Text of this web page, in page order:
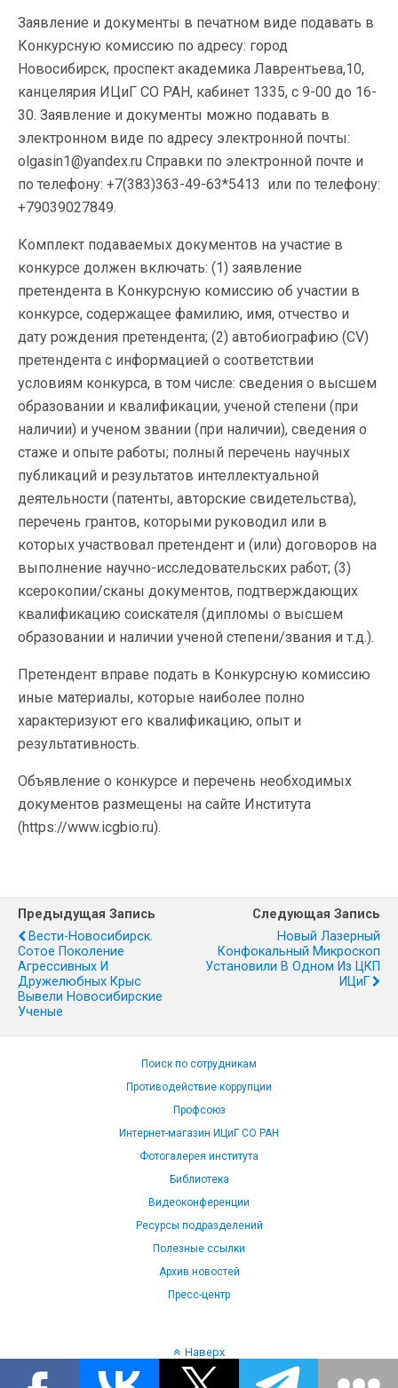
Заявление и документы в печатном виде подавать в
Конкурсную комиссию по адресу: город
Новосибирск, проспект академика Лаврентьева,10,
канцелярия ИЦиГ СО РАН, кабинет 1335, с 9-00 до 16-
30. Заявление и документы можно подавать в
электронном виде по адресу электронной почты:
olgasin1@yandex.ru Справки по электронной почте и
по телефону: +7(383)363-49-63*5413 или по телефону:
+79039027849.
Комплект подаваемых документов на участие в
конкурсе должен включать: (1) заявление
претендента в Конкурсную комиссию об участии в
конкурсе, содержащее фамилию, имя, отчество и
дату рождения претендента; (2) автобиографию (CV)
претендента с информацией о соответствии
условиям конкурса, в том числе: сведения о высшем
образовании и квалификации, ученой степени (при
наличии) и ученом звании (при наличии), сведения о
стаже и опыте работы; полный перечень научных
публикаций и результатов интеллектуальной
деятельности (патенты, авторские свидетельства),
перечень грантов, которыми руководил или в
которых участвовал претендент и (или) договоров на
выполнение научно-исследовательских работ; (3)
ксерокопии/сканы документов, подтверждающих
квалификацию соискателя (дипломы о высшем
образовании и наличии ученой степени/звания и т.д.).
Претендент вправе подать в Конкурсную комиссию
иные материалы, которые наиболее полно
характеризуют его квалификацию, опыт и
результативность.
Объявление о конкурсе и перечень необходимых
документов размещены на сайте Института
(https://www.icgbio.ru).
Предыдущая Запись
Вести-Новосибирск.
Сотое Поколение
Агрессивных И
Дружелюбных Крыс
Вывели Новосибирские
Ученые
Следующая Запись
Новый Лазерный
Конфокальный Микроскоп
Установили В Одном Из ЦКП
ИЦиГ
Поиск по сотрудникам
Противодействие коррупции
Профсоюз
Интернет-магазин ИЦиГ СО РАН
Фотогалерея института
Библиотека
Видеоконференции
Ресурсы подразделений
Полезные ссылки
Архив новостей
Пресс-центр
Наверх